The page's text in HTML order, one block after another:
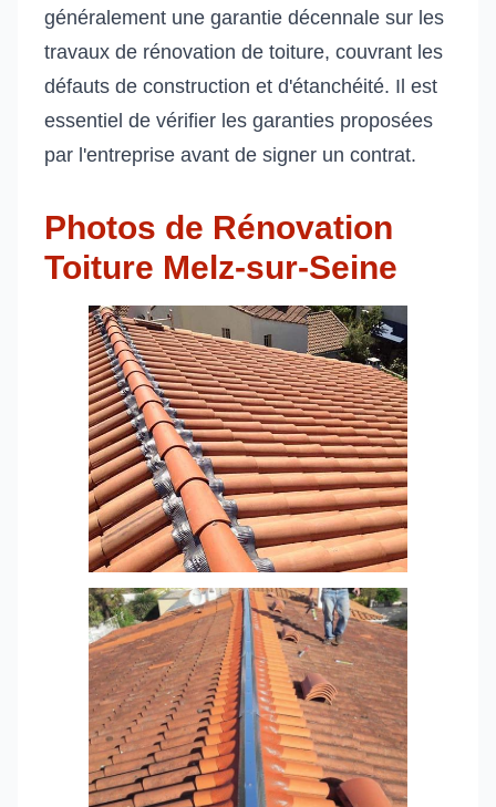
généralement une garantie décennale sur les
travaux de rénovation de toiture, couvrant les
défauts de construction et d'étanchéité. Il est
essentiel de vérifier les garanties proposées
par l'entreprise avant de signer un contrat.
Photos de Rénovation
Toiture Melz-sur-Seine